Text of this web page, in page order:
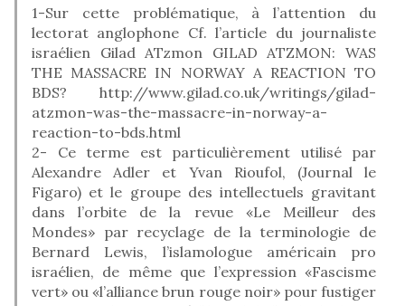
1-Sur cette problématique, à l’attention du
lectorat anglophone Cf. l’article du journaliste
israélien Gilad ATzmon GILAD ATZMON: WAS
THE MASSACRE IN NORWAY A REACTION TO
BDS? http://www.gilad.co.uk/writings/gilad-
atzmon-was-the-massacre-in-norway-a-
reaction-to-bds.html
2- Ce terme est particulièrement utilisé par
Alexandre Adler et Yvan Rioufol, (Journal le
Figaro) et le groupe des intellectuels gravitant
dans l’orbite de la revue «Le Meilleur des
Mondes» par recyclage de la terminologie de
Bernard Lewis, l’islamologue américain pro
israélien, de même que l’expression «Fascisme
vert» ou «l’alliance brun rouge noir» pour fustiger